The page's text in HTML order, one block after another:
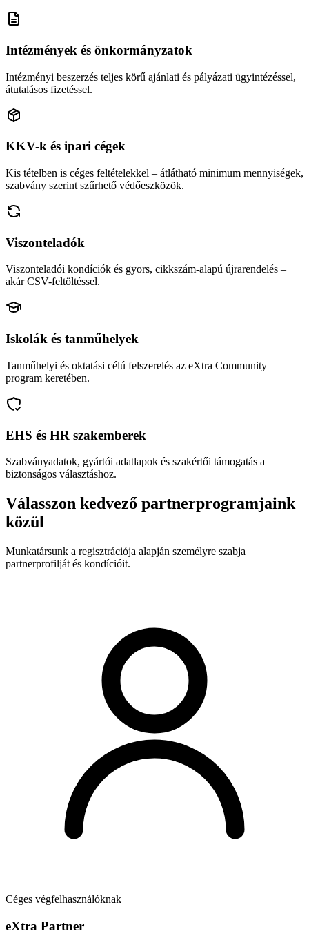
Intézmények és önkormányzatok
Intézményi beszerzés teljes körű ajánlati és pályázati ügyintézéssel,
átutalásos fizetéssel.
KKV-k és ipari cégek
Kis tételben is céges feltételekkel – átlátható minimum mennyiségek,
szabvány szerint szűrhető védőeszközök.
Viszonteladók
Viszonteladói kondíciók és gyors, cikkszám-alapú újrarendelés –
akár CSV-feltöltéssel.
Iskolák és tanműhelyek
Tanműhelyi és oktatási célú felszerelés az eXtra Community
program keretében.
EHS és HR szakemberek
Szabványadatok, gyártói adatlapok és szakértői támogatás a
biztonságos választáshoz.
Válasszon kedvező partnerprogramjaink
közül
Munkatársunk a regisztrációja alapján személyre szabja
partnerprofilját és kondícióit.
Céges végfelhasználóknak
eXtra Partner